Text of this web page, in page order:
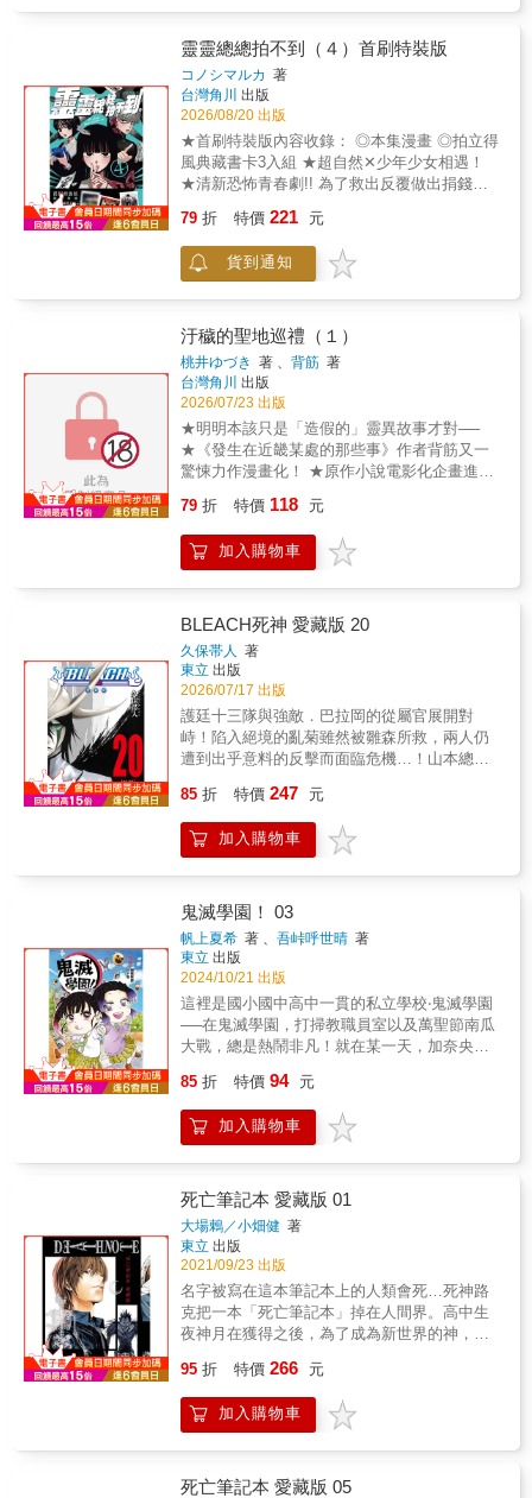
靈靈總總拍不到（４）首刷特裝版
コノシマルカ 著
台灣角川 出版
2026/08/20 出版
★首刷特裝版內容收錄： ◎本集漫畫 ◎拍立得
風典藏書卡3入組 ★超自然✕少年少女相遇！
★清新恐怖青春劇!! 為了救出反覆做出捐錢等
日下被附身且無可挽回的模樣，使兩人為之震
懾…謎之驅魔師篇，荒謬的收場!?其他還有瀏
海剪過頭，靈異體質覺醒等事，橘也忙碌不已
79 折 特價 221 元
貨到通知
汙穢的聖地巡禮（１）
桃井ゆづき 著 、背筋 著
台灣角川 出版
2026/07/23 出版
★明明本該只是「造假的」靈異故事才對──
★《發生在近畿某處的那些事》作者背筋又一
驚悚力作漫畫化！ ★原作小說電影化企畫進行
池，也就是池田所經營的頻道「靈異不良少年
ch」出版粉絲書。而池田為此造訪靈異景點的
追加採訪內容，本該只是「造假」的才對……
79 折 特價 118 元
加入購物車
BLEACH死神 愛藏版 20
久保帯人
著
東立 出版
2026/07/17 出版
護廷十三隊與強敵．巴拉岡的從屬官展開對
峙！陷入絕境的亂菊雖然被雛森所救，兩人仍
遭到出乎意料的反擊而面臨危機…！山本總隊
烏魯基歐拉再次對峙！為了從敵陣．虛夜宮將
織姬救出，他不屈服的鬥志向對方挑戰！而烏
魯基歐拉也因此解放自己的力量…？
85 折 特價 247 元
加入購物車
鬼滅學園！ 03
帆上夏希 著 、吾峠呼世晴 著
東立 出版
2024/10/21 出版
這裡是國小國中高中一貫的私立學校‧鬼滅學園
──在鬼滅學園，打掃教職員室以及萬聖節南瓜
大戰，總是熱鬧非凡！就在某一天，加奈央的
一樣，非常重要的東西…這下如何是好？手忙
腳亂的學園搞笑漫畫，第3集！
85 折 特價 94 元
加入購物車
死亡筆記本 愛藏版 01
大場鶇／小畑健 著
東立 出版
2021/09/23 出版
名字被寫在這本筆記本上的人類會死…死神路
克把一本「死亡筆記本」掉在人間界。高中生
夜神月在獲得之後，為了成為新世界的神，他
恐怖存在。另一方面，因為犯罪者接二連三神
秘死亡，名偵探Ｌ展開調查。月與Ｌ…兩人壯
烈的對戰自此開幕。
95 折 特價 266 元
加入購物車
死亡筆記本 愛藏版 05